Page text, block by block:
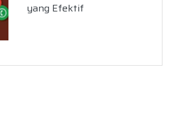
yang Efektif